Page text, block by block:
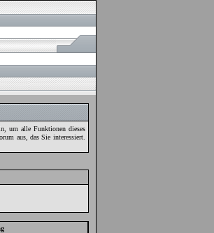
um alle Funktionen dieses
aus, das Sie interessiert.